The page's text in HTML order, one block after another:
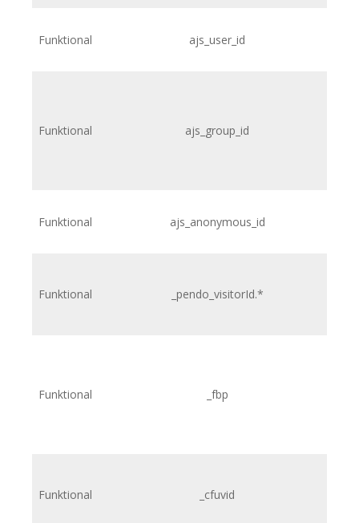
Funktional ajs_user_id
Funktional ajs_group_id
Funktional ajs_anonymous_id
Funktional _pendo_visitorId.*
Funktional _fbp
Funktional _cfuvid